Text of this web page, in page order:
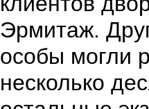
Эрмитаж.
особы могли
несколько